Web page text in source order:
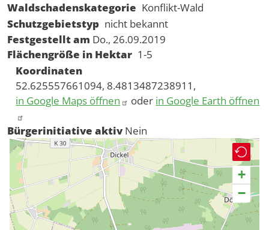
Waldschadenskategorie Konflikt-Wald
Schutzgebietstyp nicht bekannt
Festgestellt am Do., 26.09.2019
Flächengröße in Hektar 1-5
Koordinaten
52.625557661094, 8.4813487238911,
in Google Maps öffnen
oder in Google Earth öffnen
Bürgerinitiative aktiv Nein
+
−